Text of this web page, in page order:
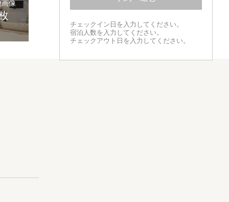
チェックイン日を入力してください。
宿泊人数を入力してください。
チェックアウト日を入力してください。
像